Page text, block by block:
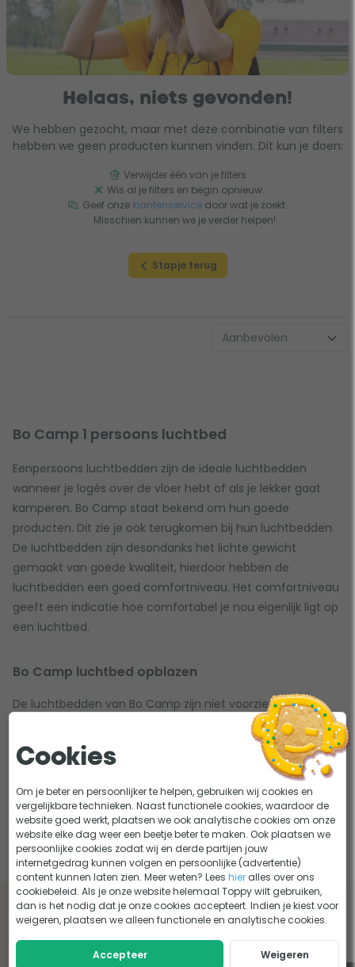
Helaas, niets gevonden!
We hebben gezocht, maar met deze combinatie van filters
hebben we geen producten kunnen vinden. Dit kun je doen:
Verwijder één van je filters
Wis al je filters en begin opnieuw
Geef onze klantenservicedoor wat je zoekt.
Misschien kunnen we je verder helpen!
Stapje terug
Bo Camp 1 persoons luchtbed
Eenpersoons luchtbedden zijn de ideale luchtbedden
wanneer je logés over de vloer hebt of als je lekker gaat
kamperen. Bo Camp staat bekend om hun goede
producten. Dit zie je ook terugkomen bij hun luchtbedden.
De luchtbedden zijn desondanks het lichte gewicht
gemaakt van goede kwaliteit, hierdoor hebben de
luchtbedden een goed comfortniveau. Het comfortniveau
geeft een indicatie hoe comfortabel je nou eigenlijk ligt op
een luchtbed.
Bo Camp luchtbed opblazen
De luchtbedden van Bo Camp zijn niet voorzien van een
ingebouwde elektrische pomp. Geen probleem! Dankzij
onze
elektrische luchtpompen
is je luchtbed voor dat je
het weet klaar voor gebruik. Ben je niet voorzien van
hand-of
voetpompkan je waar en wanneer je maar wilt je luchtbed
oppompen.
Lees onze tips en adviezen over 1 persoons bo
camp luchtbedden
Cookies
Om je beter en persoonlijker te helpen, gebruiken wij cookies en
vergelijkbare technieken. Naast functionele cookies, waardoor de
website goed werkt, plaatsen we ook analytische cookies om onze
website elke dag weer een beetje beter te maken. Ook plaatsen we
persoonlijke cookies zodat wij en derde partijen jouw
internetgedrag kunnen volgen en persoonlijke (advertentie)
content kunnen laten zien. Meer weten? Leeshier alles over ons
cookiebeleid. Als je onze website helemaal Toppy wilt gebruiken,
dan is het nodig dat je onze cookies accepteert. Indien je kiest voor
weigeren, plaatsen we alleen functionele en analytische cookies.
Accepteer Weigeren